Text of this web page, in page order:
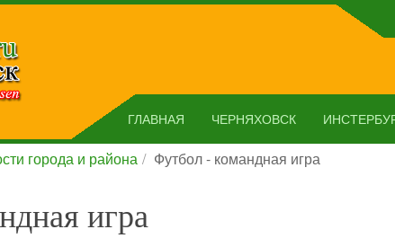
ГЛАВНАЯ ЧЕРНЯХОВСК
города и района Футбол - командная игра
игра